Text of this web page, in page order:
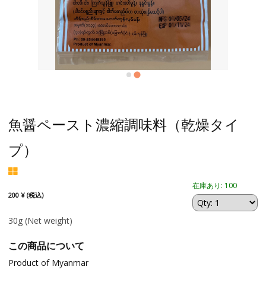
魚醤ペースト濃縮調味料（乾燥タイ
プ）
200 ¥ (税込)
在庫あり: 100
30g (Net weight)
この商品について
Product of Myanmar